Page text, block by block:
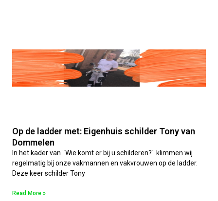
Op de ladder met: Eigenhuis schilder Tony van
Dommelen
In het kader van ¨Wie komt er bij u schilderen?¨ klimmen wij
regelmatig bij onze vakmannen en vakvrouwen op de ladder.
Deze keer schilder Tony
Read More »